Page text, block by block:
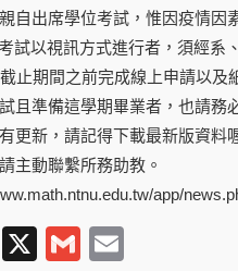
自出席學位考試，惟因疫情
試以視訊方式進行者，須經系
止期間之前完成線上申請以及
且準備這學期畢業者，也請務
更新，請記得下載最新版資料
主動聯繫所務助教。
app/
T
X
G